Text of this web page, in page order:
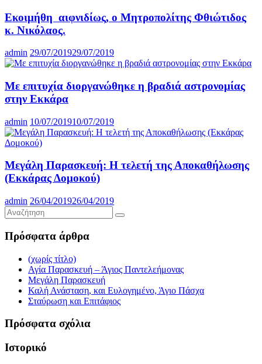
Εκοιμήθη αιφνιδίως, ο Μητροπολίτης Φθιώτιδος
κ. Νικόλαος.
admin 29/07/201929/07/2019
Με επιτυχία διοργανώθηκε η βραδιά αστρονομίας
στην Εκκάρα
admin 10/07/201910/07/2019
Μεγάλη Παρασκευή: Η τελετή της Αποκαθήλωσης
(Εκκάρας Δομοκού)
admin 26/04/201926/04/2019
Πρόσφατα άρθρα
(χωρίς τίτλο)
Αγία Παρασκευή – Άγιος Παντελεήμονας
Μεγάλη Παρασκευή
Καλή Ανάσταση, και Ευλογημένο, Άγιο Πάσχα
Σταύρωση και Επιτάφιος
Πρόσφατα σχόλια
Ιστορικό